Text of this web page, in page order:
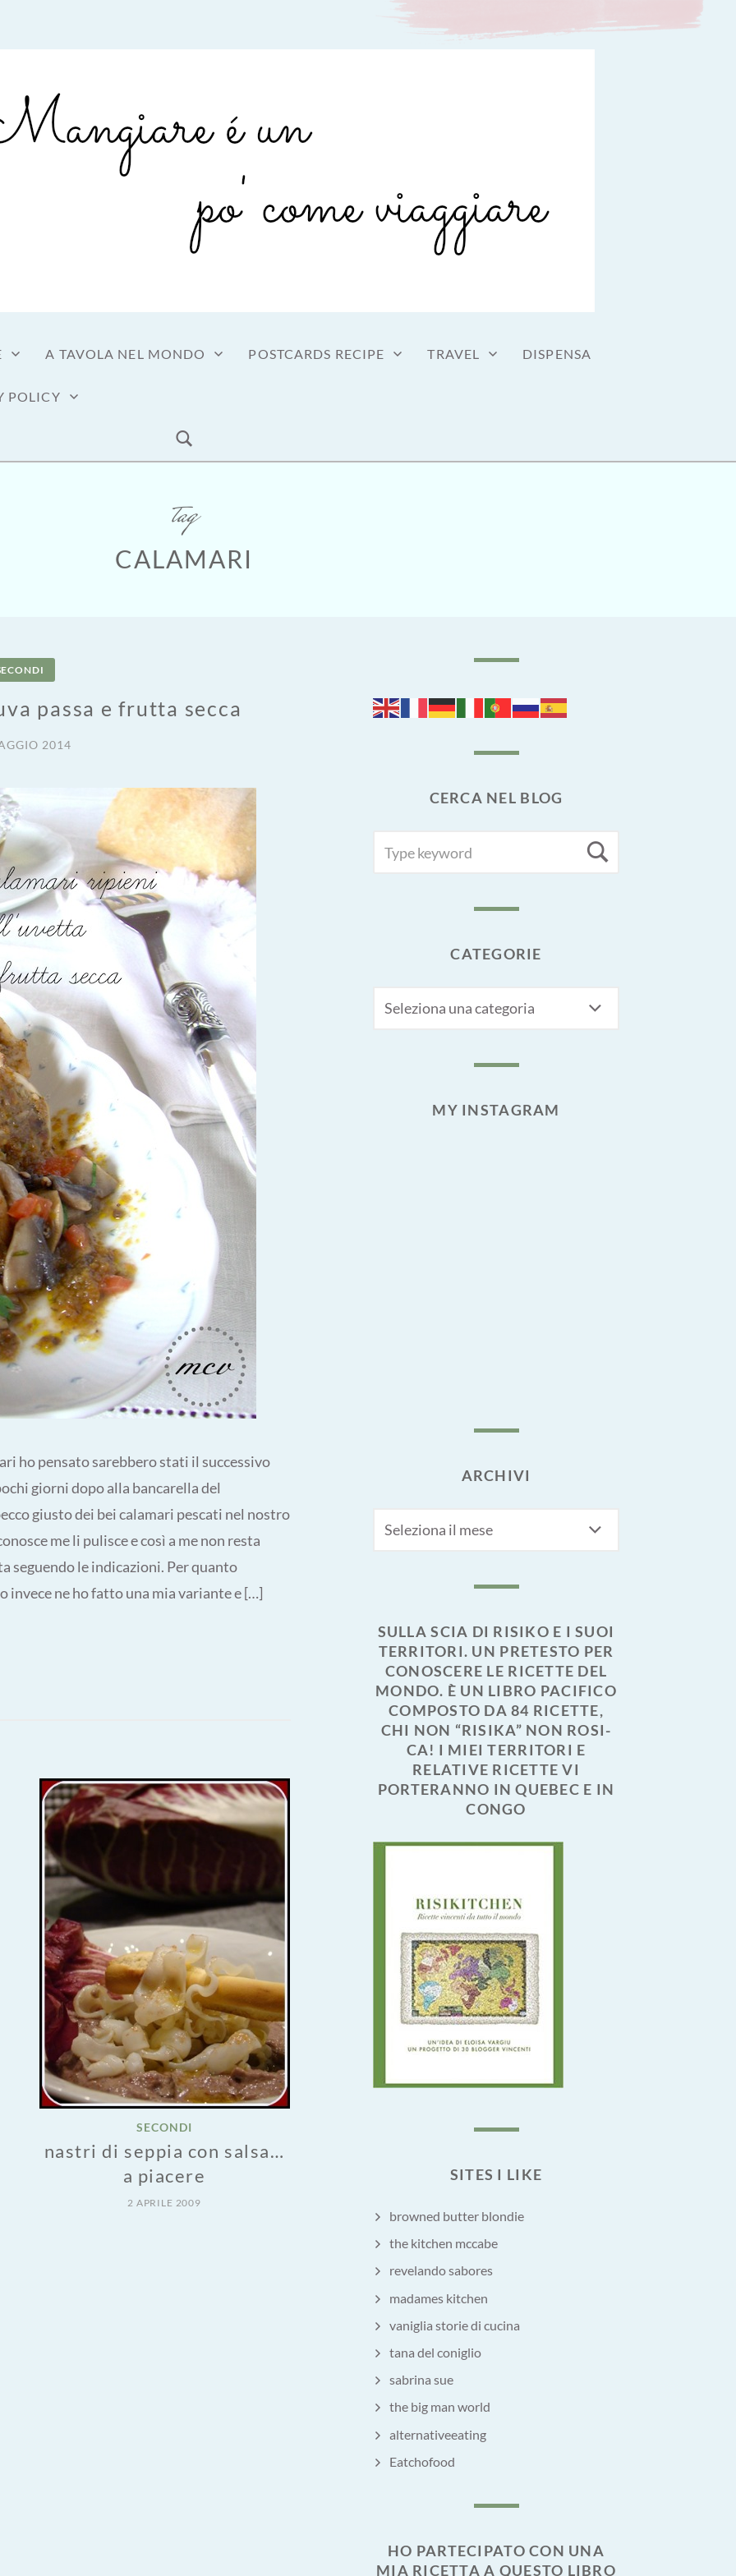
A TAVOLA NEL MONDO POSTCARDS RECIPE TRAVEL DISPENSA
POLICY
tag
CALAMARI
passa e frutta secca
2014
ho pensato sarebbero stati il successivo
giorni dopo alla bancarella del
giusto dei bei calamari pescati nel nostro
me li pulisce e così a me non resta
seguendo le indicazioni. Per quanto
invece ne ho fatto una mia variante e […]
SECONDI
nastri di seppia con salsa…
a piacere
2 APRILE 2009
CERCA NEL BLOG
FOR:
CATEGORIE
MY INSTAGRAM
ARCHIVI
SULLA SCIA DI RISIKO E I SUOI
TERRITORI. UN PRETESTO PER
CONOSCERE LE RICETTE DEL
MONDO. È UN LIBRO PACIFICO
COMPOSTO DA 84 RICETTE,
CHI NON “RISIKA” NON ROSI-
CA! I MIEI TERRITORI E
RELATIVE RICETTE VI
PORTERANNO IN QUEBEC E IN
CONGO
SITES I LIKE
browned butter blondie
the kitchen mccabe
revelando sabores
madames kitchen
vaniglia storie di cucina
tana del coniglio
sabrina sue
the big man world
alternativeeating
Eatchofood
HO PARTECIPATO CON UNA
MIA RICETTA A QUESTO LIBRO